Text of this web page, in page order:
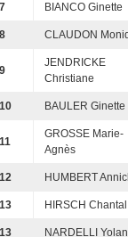
7 BIANCO Ginette
8 CLAUDON
9
JENDRICKE
Christiane
10 BAULER Ginette
11
GROSSE Marie-
Agnès
12 HUMBERT
13 HIRSCH Chantal
13 NARDELLI